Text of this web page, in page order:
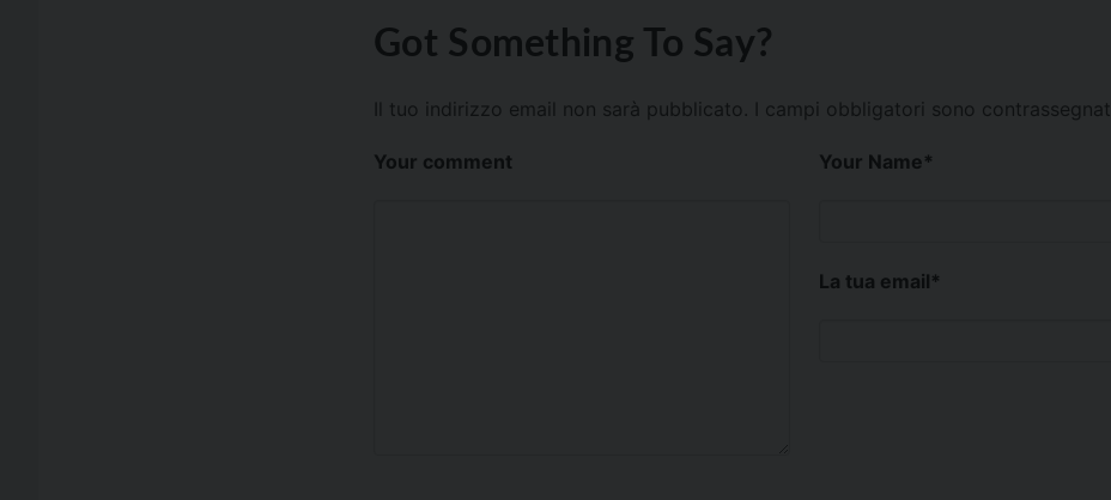
Got Something To Say?
Il tuo indirizzo email non sarà pubblicato. I campi obbligatori sono contrassegnati
Your comment Your Name*
La tua email*